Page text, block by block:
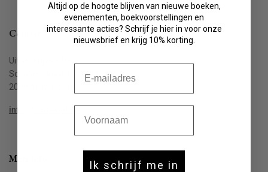
Contact
Uitgeverij Houtekiet
Schaliënstraat 1, bus 11
2000 Antwerpen
info@houtekiet.be
Meer info
Altijd op de hoogte blijven van nieuwe boeken,
evenementen, boekvoorstellingen en
interessante acties? Schrijf je hier in voor onze
nieuwsbrief en krijg 10% korting.
Ik schrijf me in